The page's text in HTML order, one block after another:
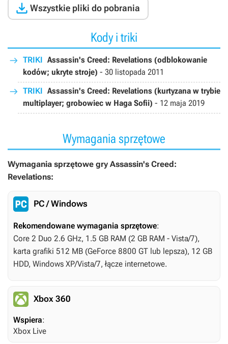
 Wszystkie pliki do pobrania
Kody i triki
TRIKI Assassin's Creed: Revelations (odblokowanie
kodów; ukryte stroje) - 30 listopada 2011
TRIKI Assassin's Creed: Revelations (kurtyzana w trybie
multiplayer; grobowiec w Haga Sofii) - 12 maja 2019
Wymagania sprzętowe
Wymagania sprzętowe gry Assassin's Creed:
Revelations:
PC / Windows
Rekomendowane wymagania sprzętowe:
Core 2 Duo 2.6 GHz, 1.5 GB RAM (2 GB RAM - Vista/7),
karta grafiki 512 MB (GeForce 8800 GT lub lepsza), 12 GB
HDD, Windows XP/Vista/7, łącze internetowe.
Xbox 360
Wspiera:
Xbox Live